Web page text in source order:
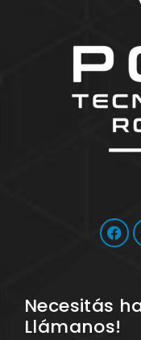
Necesitás
Llámanos!